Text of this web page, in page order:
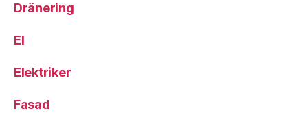
Dränering
El
Elektriker
Fasad